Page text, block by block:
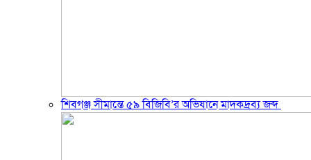
শিবগঞ্জ সীমান্তে ৫৯ বিজিবি’র অভিযানে মাদকদ্রব্য জব্দ ​